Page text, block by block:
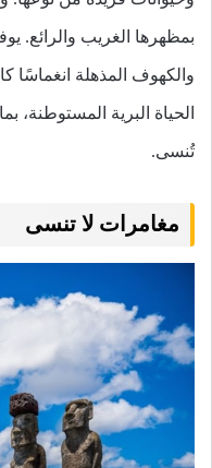
بمظهرها الغريب والرائع.
والكهوف المذهلة انغماسًا
الحياة البرية المستوطنة،
تُنسى.
مغامرات لا تنسى